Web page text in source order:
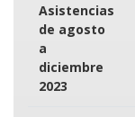
Asistencias
de agosto
a
diciembre
2023